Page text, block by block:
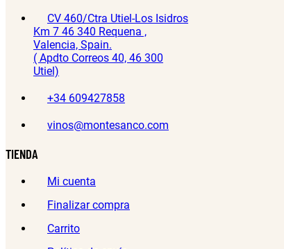
CV 460/Ctra Utiel-Los Isidros
Km 7 46 340 Requena ,
Valencia, Spain.
( Apdto Correos 40, 46 300
Utiel)
+34 609427858
vinos@montesanco.com
TIENDA
Mi cuenta
Finalizar compra
Carrito